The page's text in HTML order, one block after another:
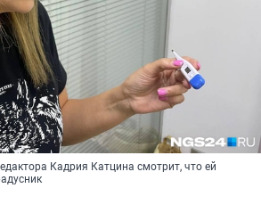
Кадрия Катцина смотрит, что ей